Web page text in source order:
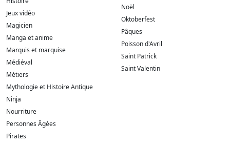
Jeux vidéo
Magicien
Manga et anime
Marquis et marquise
Médiéval
Métiers
Mythologie et Histoire Antique
Ninja
Nourriture
Personnes Âgées
Pirates
Noël
Oktoberfest
Pâques
Poisson d'Avril
Saint Patrick
Saint Valentin